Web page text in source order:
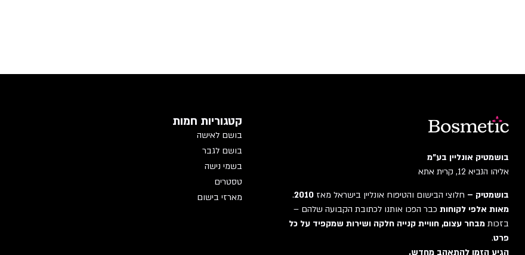
בושמטיק אונליין בע"מ
אליהו הנביא 12, קרית אתא
בושמטיק – חלוצי הבישום והטיפוח אונליין בישראל מאז 2010
.
מאות אלפי לקוחות כבר הפכו אותנו לכתובת הקבועה שלהם –
בזכות מבחר עצום, חוויית קנייה חלקה ושירות שמקפיד על כל
פרט.
הגיע הזמן להתאהב מחדש.
קטגוריות חמות
בושם לאישה
בושם לגבר
בשמי נישה
טסטרים
מארזי בישום